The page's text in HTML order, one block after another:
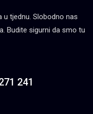
u tjednu. Slobodno nas
Budite sigurni da smo tu
241